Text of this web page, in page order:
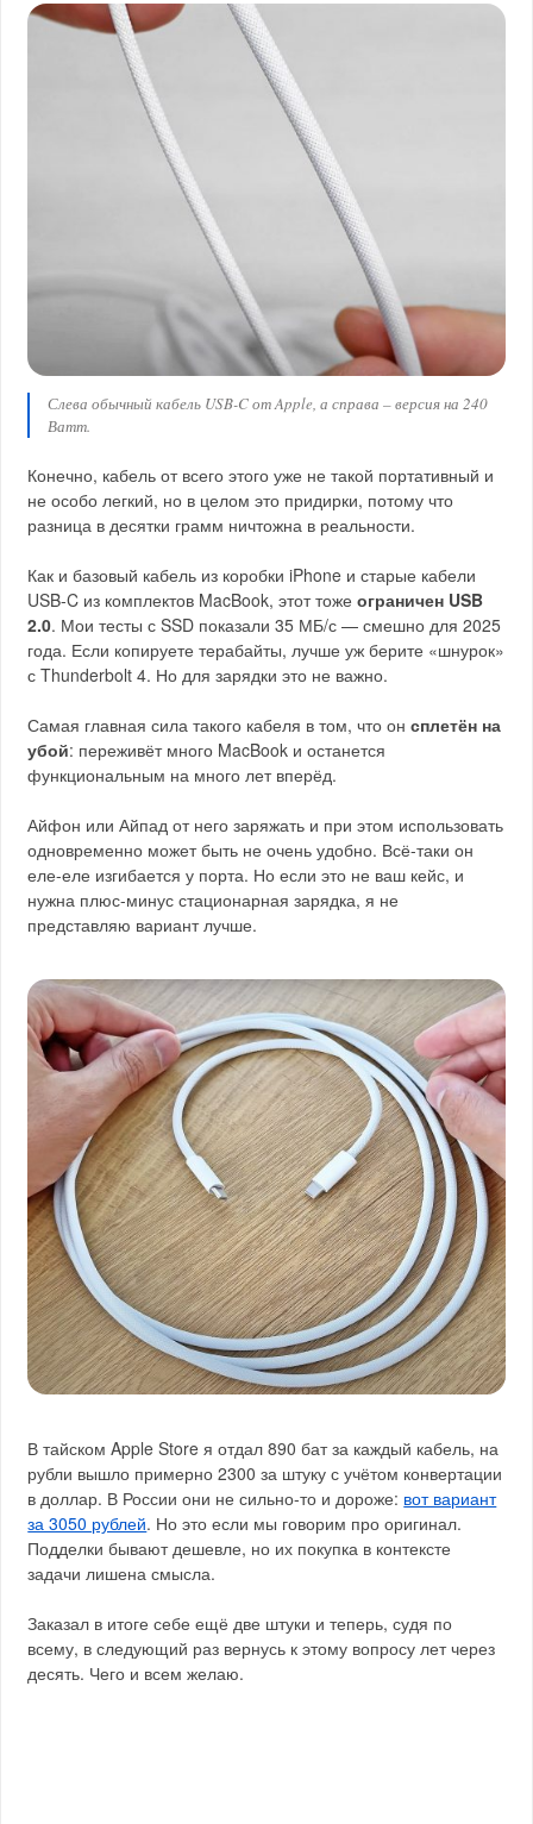
Слева обычный кабель USB-C от Apple, а справа – версия на 240
Ватт.
Конечно, кабель от всего этого уже не такой портативный и
не особо легкий, но в целом это придирки, потому что
разница в десятки грамм ничтожна в реальности.
Как и базовый кабель из коробки iPhone и старые кабели
USB-C из комплектов MacBook, этот тожеограничен USB
2.0. Мои тесты с SSD показали 35 МБ/с — смешно для 2025
года. Если копируете терабайты, лучше уж берите «шнурок»
с Thunderbolt 4. Но для зарядки это не важно.
Самая главная сила такого кабеля в том, что онсплетён на
убой: переживёт много MacBook и останется
функциональным на много лет вперёд.
Айфон или Айпад от него заряжать и при этом использовать
одновременно может быть не очень удобно. Всё-таки он
еле-еле изгибается у порта. Но если это не ваш кейс, и
нужна плюс-минус стационарная зарядка, я не
представляю вариант лучше.
В тайском Apple Store я отдал 890 бат за каждый кабель, на
рубли вышло примерно 2300 за штуку с учётом конвертации
в доллар. В России они не сильно-то и дороже: вот вариант
за 3050 рублей. Но это если мы говорим про оригинал.
Подделки бывают дешевле, но их покупка в контексте
задачи лишена смысла.
Заказал в итоге себе ещё две штуки и теперь, судя по
всему, в следующий раз вернусь к этому вопросу лет через
десять. Чего и всем желаю.